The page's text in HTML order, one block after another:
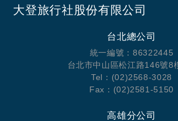
大登旅行社股份有限公司
台北總公司
統一編號：86322445
台北市中山區松江路146號8
Tel：(02)2568-3028
Fax：(02)2581-5150
高雄分公司